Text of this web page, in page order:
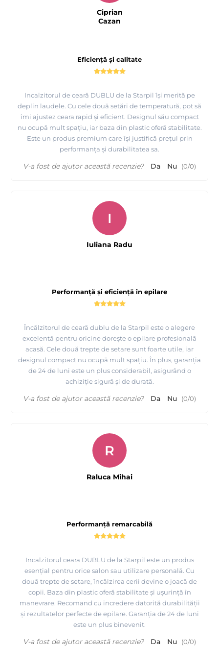
Eficiență și calitate
Incalzitorul de ceară DUBLU de la Starpil își merită pe
deplin laudele. Cu cele două setări de temperatură, pot să
îmi ajustez ceara rapid și eficient. Designul său compact
nu ocupă mult spațiu, iar baza din plastic oferă stabilitate.
Este un produs premium care își justifică prețul prin
performanța și durabilitatea sa.
Ciprian
Cazan
V-a fost de ajutor această recenzie? Da Nu (0/0)
Performanță și eficiență în epilare
Încălzitorul de ceară dublu de la Starpil este o alegere
excelentă pentru oricine dorește o epilare profesională
acasă. Cele două trepte de setare sunt foarte utile, iar
designul compact nu ocupă mult spațiu. În plus, garanția
de 24 de luni este un plus considerabil, asigurând o
achiziție sigură și de durată.
I
Iuliana Radu
V-a fost de ajutor această recenzie? Da Nu (0/0)
Performanță remarcabilă
Incalzitorul ceara DUBLU de la Starpil este un produs
esențial pentru orice salon sau utilizare personală. Cu
două trepte de setare, încălzirea cerii devine o joacă de
copii. Baza din plastic oferă stabilitate și ușurință în
manevrare. Recomand cu incredere datorită durabilității
și rezultatelor perfecte de epilare. Garanția de 24 de luni
este un plus binevenit.
R
Raluca Mihai
V-a fost de ajutor această recenzie? Da Nu (0/0)